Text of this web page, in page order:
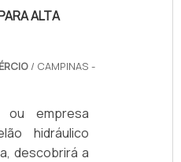
ALTA
/ CAMPINAS -
empresa
hidráulico
descobrirá a